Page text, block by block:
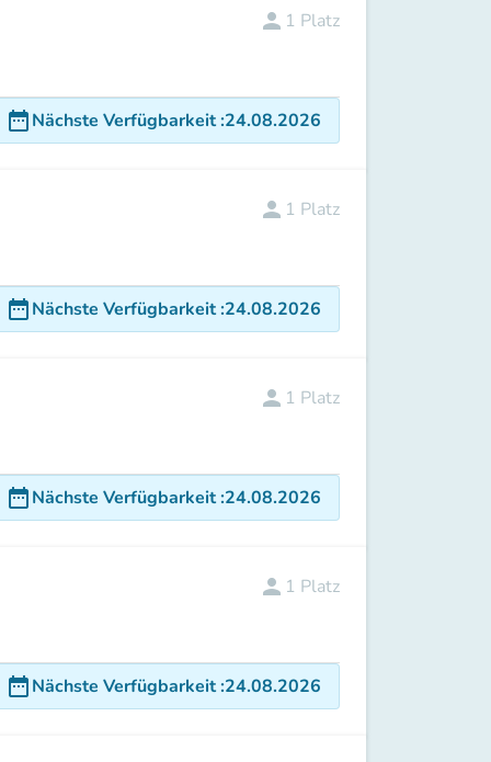
person 1 Platz
date_rangeNächste Verfügbarkeit:24.08.2026
person 1 Platz
date_rangeNächste Verfügbarkeit:24.08.2026
person 1 Platz
date_rangeNächste Verfügbarkeit:24.08.2026
person 1 Platz
date_rangeNächste Verfügbarkeit:24.08.2026